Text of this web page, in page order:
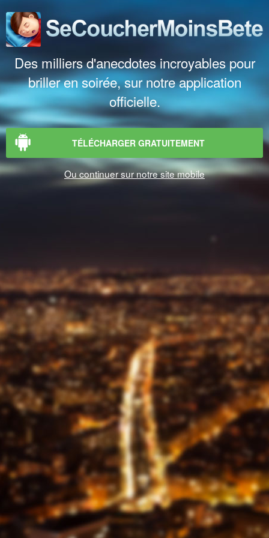
Des milliers d'anecdotes incroyables pour
briller en soirée, sur notre application
officielle.
TÉLÉCHARGER GRATUITEMENT
Ou continuer sur notre site mobile